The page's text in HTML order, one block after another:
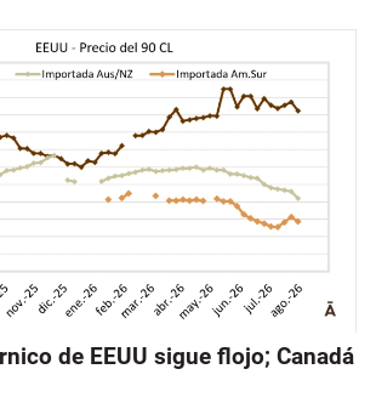
de EEUU sigue flojo; Canadá